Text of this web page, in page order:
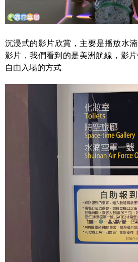
沉浸式的影片欣賞，主要是播放水
影片，我們看到的是美洲航線，影
自由入場的方式